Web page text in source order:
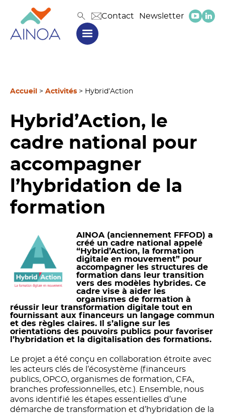
Contact Newsletter
Accueil > Activités > Hybrid’Action
Hybrid’Action, le
cadre national pour
accompagner
l’hybridation de la
formation
AINOA (anciennement FFFOD) a
créé un cadre national appelé
“Hybrid’Action, la formation
digitale en mouvement” pour
accompagner les structures de
formation dans leur transition
vers des modèles hybrides. Ce
cadre vise à aider les
organismes de formation à
réussir leur transformation digitale tout en
fournissant aux financeurs un langage commun
et des règles claires. Il s’aligne sur les
orientations des pouvoirs publics pour favoriser
l’hybridation et la digitalisation des formations.
Le projet a été conçu en collaboration étroite avec
les acteurs clés de l’écosystème (financeurs
publics, OPCO, organismes de formation, CFA,
branches professionnelles, etc.). Ensemble, nous
avons identifié les étapes essentielles d’une
démarche de transformation et d’hybridation de la